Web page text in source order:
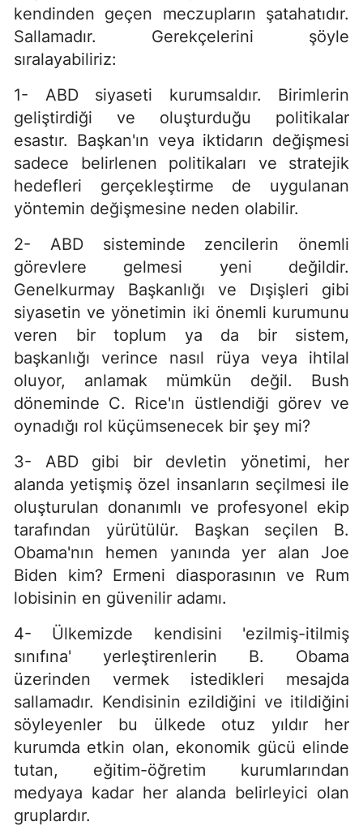
kendinden geçen meczupların şatahatıdır.
Sallamadır. Gerekçelerini şöyle
sıralayabiliriz:
1- ABD siyaseti kurumsaldır. Birimlerin
geliştirdiği ve oluşturduğu politikalar
esastır. Başkan'ın veya iktidarın değişmesi
sadece belirlenen politikaları ve stratejik
hedefleri gerçekleştirme de uygulanan
yöntemin değişmesine neden olabilir.
2- ABD sisteminde zencilerin önemli
görevlere gelmesi yeni değildir.
Genelkurmay Başkanlığı ve Dışişleri gibi
siyasetin ve yönetimin iki önemli kurumunu
veren bir toplum ya da bir sistem,
başkanlığı verince nasıl rüya veya ihtilal
oluyor, anlamak mümkün değil. Bush
döneminde C. Rice'ın üstlendiği görev ve
oynadığı rol küçümsenecek bir şey mi?
3- ABD gibi bir devletin yönetimi, her
alanda yetişmiş özel insanların seçilmesi ile
oluşturulan donanımlı ve profesyonel ekip
tarafından yürütülür. Başkan seçilen B.
Obama'nın hemen yanında yer alan Joe
Biden kim? Ermeni diasporasının ve Rum
lobisinin en güvenilir adamı.
4- Ülkemizde kendisini 'ezilmiş-itilmiş
sınıfına' yerleştirenlerin B. Obama
üzerinden vermek istedikleri mesajda
sallamadır. Kendisinin ezildiğini ve itildiğini
söyleyenler bu ülkede otuz yıldır her
kurumda etkin olan, ekonomik gücü elinde
tutan, eğitim-öğretim kurumlarından
medyaya kadar her alanda belirleyici olan
gruplardır.